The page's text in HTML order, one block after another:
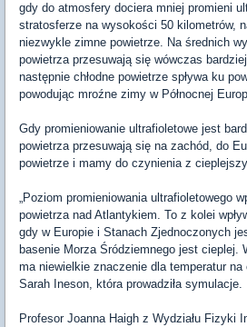
gdy do atmosfery dociera mniej promieni
stratosferze na wysokości 50 kilometrów,
niezwykle zimne powietrze. Na średnich
powietrza przesuwają się wówczas
następnie chłodne powietrze spływa ku
powodując mroźne zimy w Północnej
Gdy promieniowanie ultrafioletowe jest
powietrza przesuwają się na zachód, do
powietrze i mamy do czynienia z
„Poziom promieniowania ultrafioletowego
powietrza nad Atlantykiem. To z kolei
gdy w Europie i Stanach Zjednoczonych
basenie Morza Śródziemnego jest cieplej.
ma niewielkie znaczenie dla temperatur na
Sarah Ineson, która prowadziła symulacje.
Profesor Joanna Haigh z Wydziału Fizyki